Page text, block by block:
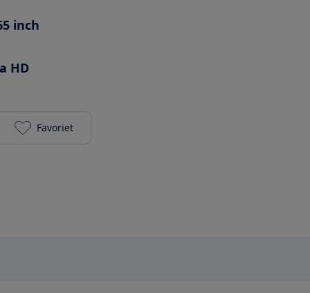
inch
HD
Samsung QE65QN90B toevoegen aan je favorieten
Favoriet